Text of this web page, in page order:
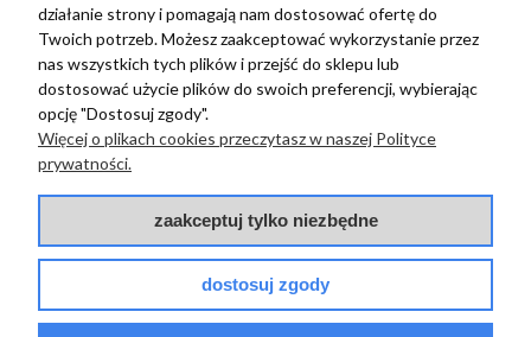
TERRADECO
BAZA WIEDZY
PŁATNOŚCI I DOSTAWA
działanie strony i pomagają nam dostosować ofertę do
Twoich potrzeb. Możesz zaakceptować wykorzystanie przez
nas wszystkich tych plików i przejść do sklepu lub
dostosować użycie plików do swoich preferencji, wybierając
opcję "Dostosuj zgody".
Więcej o plikach cookies przeczytasz w naszej Polityce
prywatności.
zaakceptuj tylko niezbędne
dostosuj zgody